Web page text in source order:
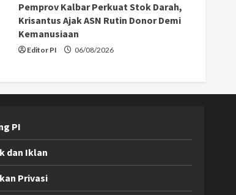
Pemprov Kalbar Perkuat Stok Darah,
Krisantus Ajak ASN Rutin Donor Demi
Kemanusiaan
Editor PI 06/08/2026
PI
dan Iklan
Privasi